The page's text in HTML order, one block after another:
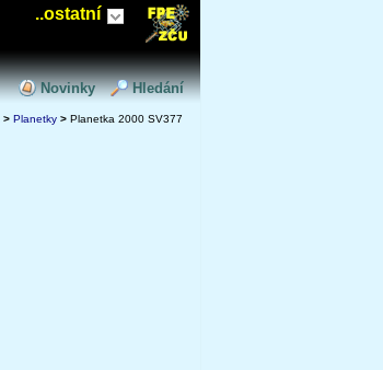
..ostatní
Novinky Hledání
> Planetky > Planetka 2000 SV377